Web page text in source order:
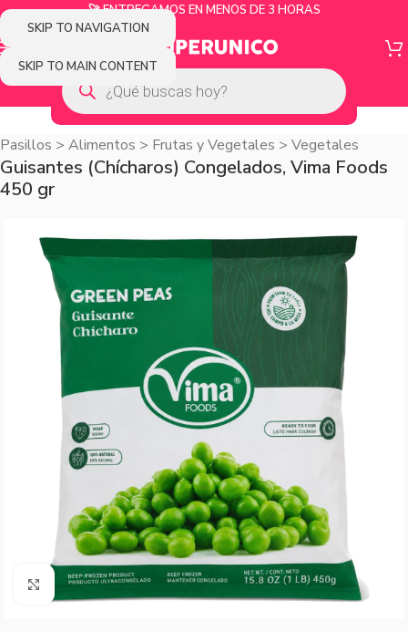
SKIP TO NAVIGATION
SKIP TO MAIN CONTENT
🚀 ENTREGAMOS EN MENOS DE 3 HORAS
Pasillos > Alimentos > Frutas y Vegetales > Vegetales
Guisantes (Chícharos) Congelados, Vima Foods
450 gr
Agrandar imagen